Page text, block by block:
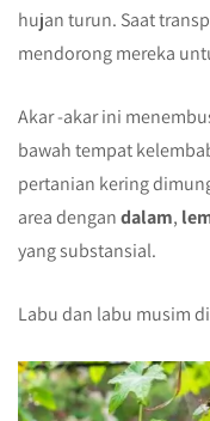
hujan turun. Saat
mendorong mereka
Akar -akar ini
bawah tempat
pertanian kering
area dengandalam,
yang substansial.
Labu dan labu musim